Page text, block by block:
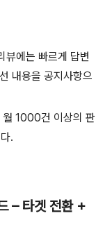
뷰에는 빠르게 답변
내용을 공지사항으
월 1000건 이상의 판
.
– 타겟 전환 +